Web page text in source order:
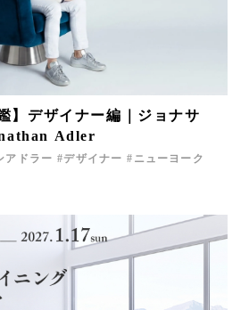
】デザイナー編｜ジョナサ
Adler
アドラー デザイナー
ニューヨーク